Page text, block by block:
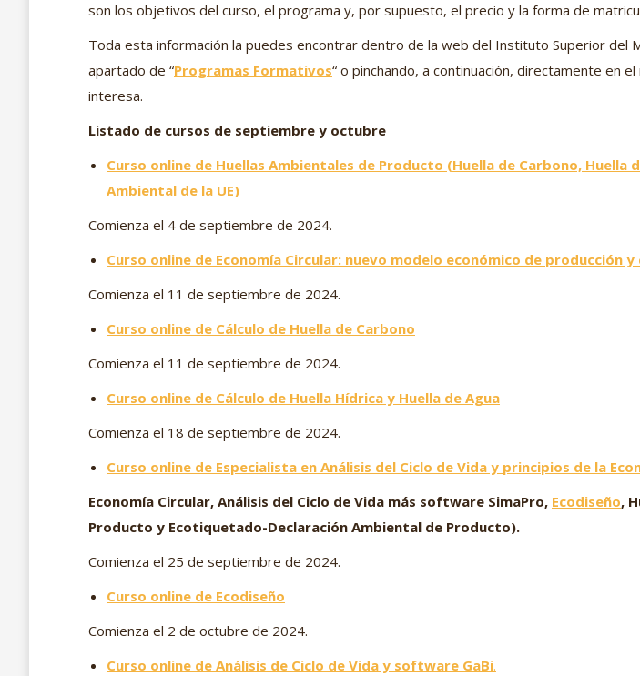
son los objetivos del curso, el programa y, por supuesto, el precio y la forma de
Toda esta información la puedes encontrar dentro de la web del Instituto Superior del
apartado de “Programas Formativos“ o pinchando, a continuación, directamente en
interesa.
Listado de cursos de septiembre y octubre
Curso online de Huellas Ambientales de Producto (Huella de Carbono, Huella
Ambiental de la UE)
Comienza el 4 de septiembre de 2024.
Curso online de Economía Circular: nuevo modelo económico de producción y
Comienza el 11 de septiembre de 2024.
Curso online de Cálculo de Huella de Carbono
Comienza el 11 de septiembre de 2024.
Curso online de Cálculo de Huella Hídrica y Huella de Agua
Comienza el 18 de septiembre de 2024.
Curso online de Especialista en Análisis del Ciclo de Vida y principios de la
Economía Circular, Análisis del Ciclo de Vida más software SimaPro, Ecodiseño,
Producto y Ecotiquetado-Declaración Ambiental de Producto).
Comienza el 25 de septiembre de 2024.
Curso online de Ecodiseño
Comienza el 2 de octubre de 2024.
Curso online de Análisis de Ciclo de Vida y software GaBi.